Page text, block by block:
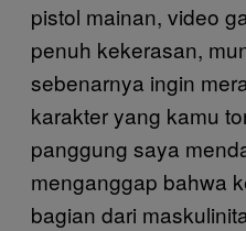
pistol mainan, video
penuh kekerasan,
sebenarnya ingin
karakter yang kamu
panggung saya
menganggap bahwa
bagian dari